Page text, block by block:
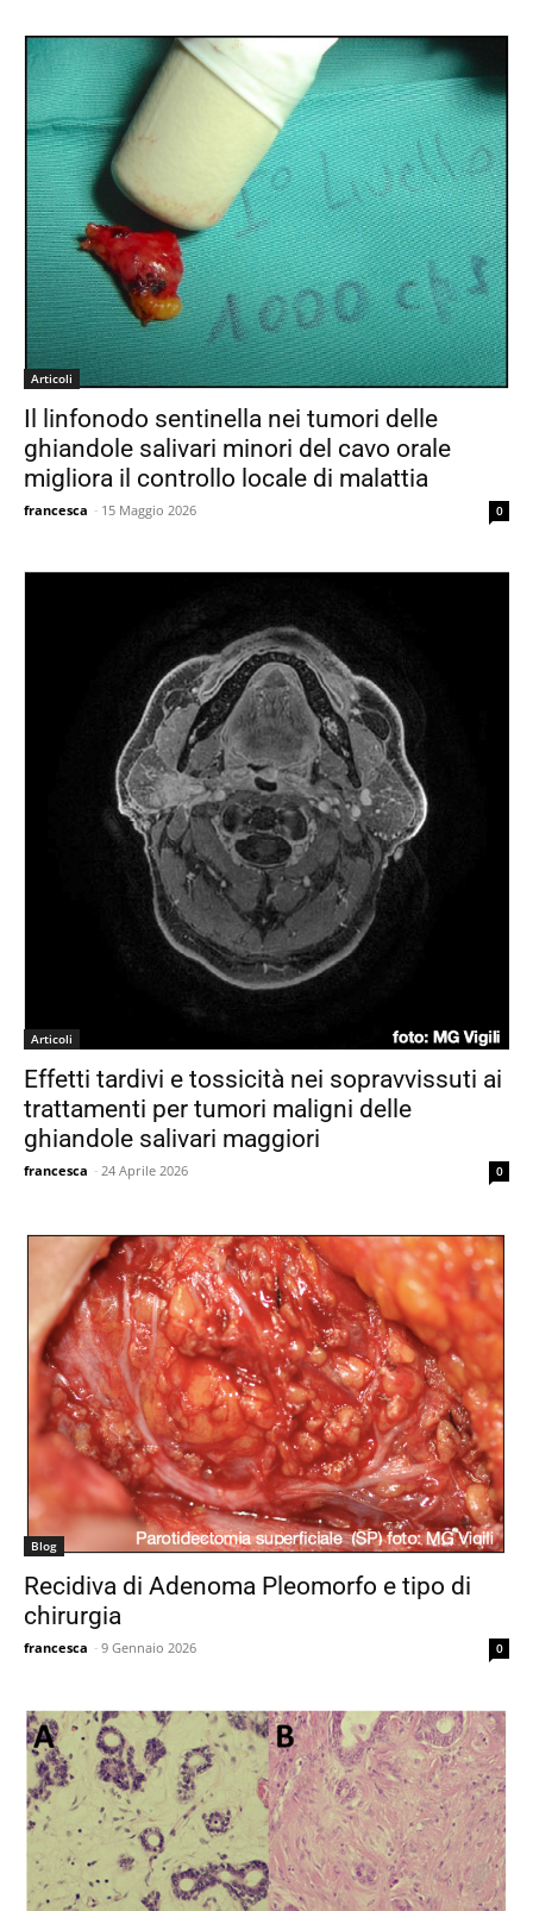
Articoli
Il linfonodo sentinella nei tumori delle
ghiandole salivari minori del cavo orale
migliora il controllo locale di malattia
francesca - 15 Maggio 2026 0
Articoli
Effetti tardivi e tossicità nei sopravvissuti ai
trattamenti per tumori maligni delle
ghiandole salivari maggiori
francesca - 24 Aprile 2026 0
Blog
Recidiva di Adenoma Pleomorfo e tipo di
chirurgia
francesca - 9 Gennaio 2026 0